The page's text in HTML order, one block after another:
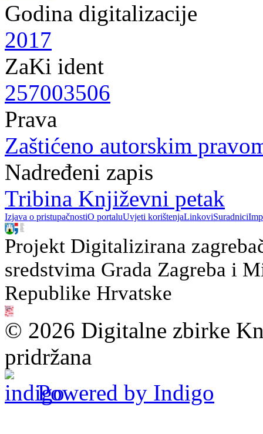
Godina digitalizacije
2017
ZaKi ident
257003506
Prava
Zaštićeno autorskim
Nadređeni zapis
Tribina Književni petak
Izjava o pristupačnostiO portaluUvjeti korištenjaLinkoviSuradnici
Projekt Digitalizirana
sredstvima Grada Zagreba i
Republike Hrvatske
© 2026 Digitalne zbirke
pridržana
Powered by Indigo